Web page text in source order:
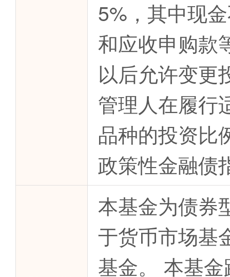
5%，其中现
和应收申购款
以后允许变更
管理人在履行
品种的投资比
政策性金融债
本基金为债券
于货币市场基
基金。 本基